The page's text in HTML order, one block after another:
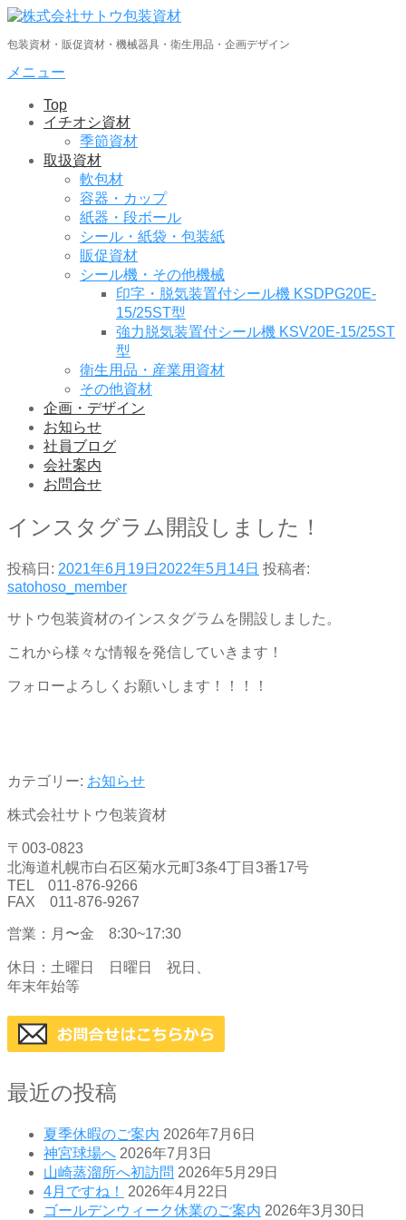
コ
テ
ン
包装資材・販促資材・機械器具・衛生用品・企画デザイン
メニュー
Top
イチオシ資材
季節資材
取扱資材
軟包材
容器・カップ
紙器・段ボール
シール・紙袋・包装紙
販促資材
シール機・その他機械
印字・脱気装置付シール機 KSDPG20E-
15/25ST型
強力脱気装置付シール機 KSV20E-15/25ST
型
衛生用品・産業用資材
その他資材
企画・デザイン
お知らせ
社員ブログ
会社案内
お問合せ
インスタグラム開設しました！
投稿日: 2021年6月19日 2022年5月14日 投稿者:
satohoso_member
サトウ包装資材のインスタグラムを開設しました。
これから様々な情報を発信していきます！
フォローよろしくお願いします！！！！
カテゴリー: お知らせ
株式会社サトウ包装資材
〒003-0823
北海道札幌市白石区菊水元町3条4丁目3番17号
TEL 011-876-9266
FAX 011-876-9267
営業：月〜金 8:30~17:30
休日：土曜日 日曜日 祝日、
年末年始等
最近の投稿
夏季休暇のご案内 2026年7月6日
神宮球場へ 2026年7月3日
山崎蒸溜所へ初訪問 2026年5月29日
4月ですね！
2026年4月22日
ゴールデンウィーク休業のご案内 2026年3月30日